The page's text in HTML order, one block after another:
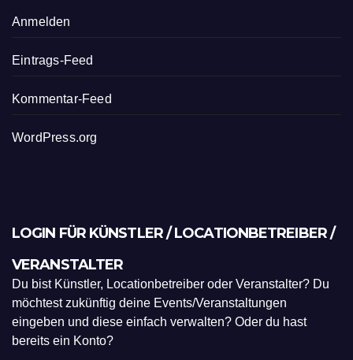
Anmelden
Eintrags-Feed
Kommentar-Feed
WordPress.org
LOGIN FÜR KÜNSTLER / LOCATIONBETREIBER /
VERANSTALTER
Du bist Künstler, Locationbetreiber oder Veranstalter? Du
möchtest zukünftig deine Events/Veranstaltungen
eingeben und diese einfach verwalten? Oder du hast
bereits ein Konto?